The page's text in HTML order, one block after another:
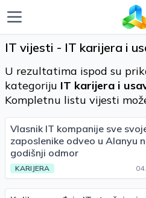
IT vijesti - IT karijera i
U rezultatima ispod su
kategoriju IT karijera i
Kompletnu listu vijesti
Vlasnik IT kompanije sve
zaposlenike odveo u Alanyu
godišnji odmor
KARIJERA